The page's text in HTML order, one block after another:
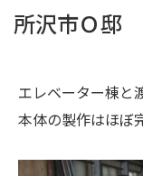
所沢市Ｏ邸
エレベーター棟と
本体の製作はほぼ